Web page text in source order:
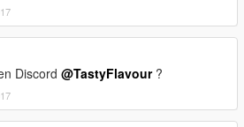
Discord @TastyFlavour?